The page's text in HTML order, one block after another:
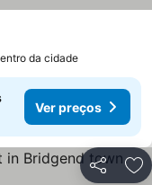
da cidade
Ver preços
Partilhar